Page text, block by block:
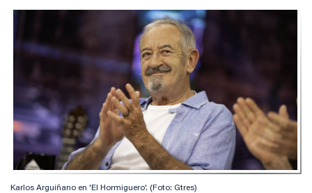
Karlos Arguiñano en 'El Hormiguero'. (Foto: Gtres)